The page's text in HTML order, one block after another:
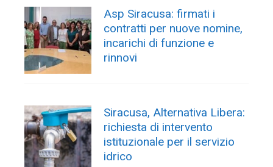
Asp Siracusa: firmati i
contratti per nuove nomine,
incarichi di funzione e
rinnovi
Siracusa, Alternativa Libera:
richiesta di intervento
istituzionale per il servizio
idrico